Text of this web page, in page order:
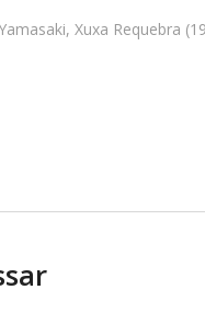
Elenco:
Xuxa Requebra